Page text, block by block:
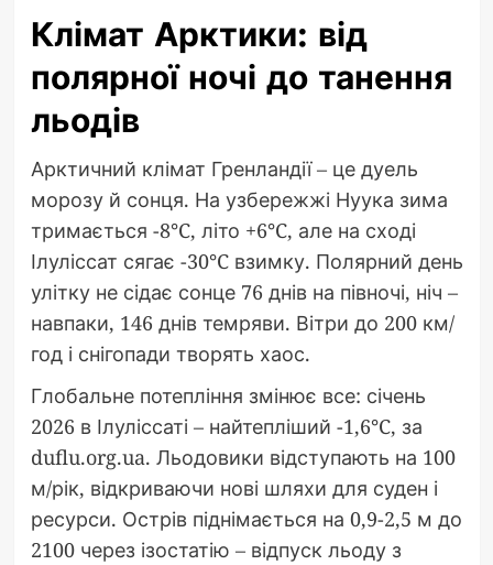
Клімат Арктики: від
полярної ночі до танення
льодів
Арктичний клімат Гренландії – це дуель
морозу й сонця. На узбережжі Нуука зима
тримається -8°C, літо +6°C, але на сході
Ілуліссат сягає -30°C взимку. Полярний день
улітку не сідає сонце 76 днів на півночі, ніч –
навпаки, 146 днів темряви. Вітри до 200 км/
год і снігопади творять хаос.
Глобальне потепління змінює все: січень
2026 в Ілуліссаті – найтепліший -1,6°C, за
duflu.org.ua. Льодовики відступають на 100
м/рік, відкриваючи нові шляхи для суден і
ресурси. Острів піднімається на 0,9-2,5 м до
2100 через ізостатію – відпуск льоду з